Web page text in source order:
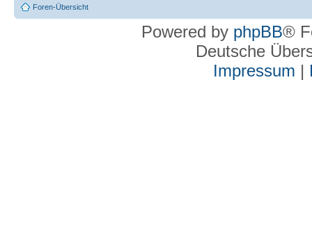
Foren-Übersicht
Powered by phpBB®
Deutsche
Impressum |